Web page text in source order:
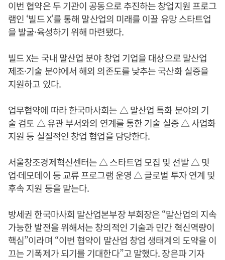
이번 협약은 두 기관이 공동으로 추진하는 창업지원 프로그
램인 ‘빌드 X’를 통해 말산업의 미래를 이끌 유망 스타트업
을 발굴·육성하기 위해 마련됐다.
빌드 X는 국내 말산업 분야 창업 기업을 대상으로 말산업
제조·기술 분야에서 해외 의존도를 낮추는 국산화 실증을
지원하고 있다.
업무협약에 따라 한국마사회는 △ 말산업 특화 분야의 기
술 검토 △ 유관 부서와의 연계를 통한 기술 실증 △ 사업화
지원 등 실질적인 창업 협업을 담당한다.
서울창조경제혁신센터는 △ 스타트업 모집 및 선발 △ 밋
업·데모데이 등 교류 프로그램 운영 △ 글로벌 투자 연계 및
후속 지원 등을 맡는다.
방세권 한국마사회 말산업본부장 부회장은 “말산업의 지속
가능한 발전을 위해서는 창의적인 기술과 민간 혁신역량이
핵심”이라며 “이번 협약이 말산업 창업 생태계의 도약을 이
끄는 기폭제가 되기를 기대한다”고 말했다. 장은파 기자